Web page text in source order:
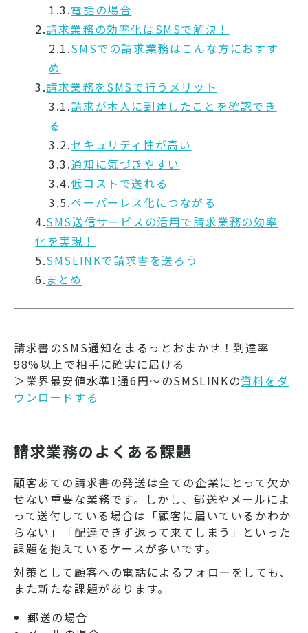
1.3.電話の場合
2.請求業務の効率化はSMSで解決！
2.1.SMSでの請求業務はこんな方におすす
め
3.請求業務をSMSで行うメリット
3.1.請求が本人に到達したことを確認でき
る
3.2.セキュリティ性が高い
3.3.通知に気づきやすい
3.4.低コストで送れる
3.5.ペーパーレス化につながる
4.SMS送信サービスの活用で請求業務の効率
化を実現！
5.SMSLINKで請求書を送ろう
6. まとめ
請求書のSMS通知をまるっとおまかせ！到達率
98%以上で相手に確実に届ける
＞業界最安値水準1通6円～のSMSLINKの資料をダ
ウンロードする
請求業務のよくある課題
顧客あての請求書の発送は全ての企業にとって欠か
せない重要な業務です。しかし、郵送やメールによ
って送付している場合は「顧客に届いているかわか
らない」「配達できず返って来てしまう」といった
課題を抱えているケースが多いです。
対策として顧客への電話によるフォローをしても、
また新たな課題があります。
郵送の場合